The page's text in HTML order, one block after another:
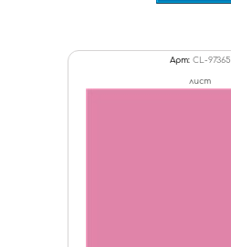
Арт: CL-97365
лист